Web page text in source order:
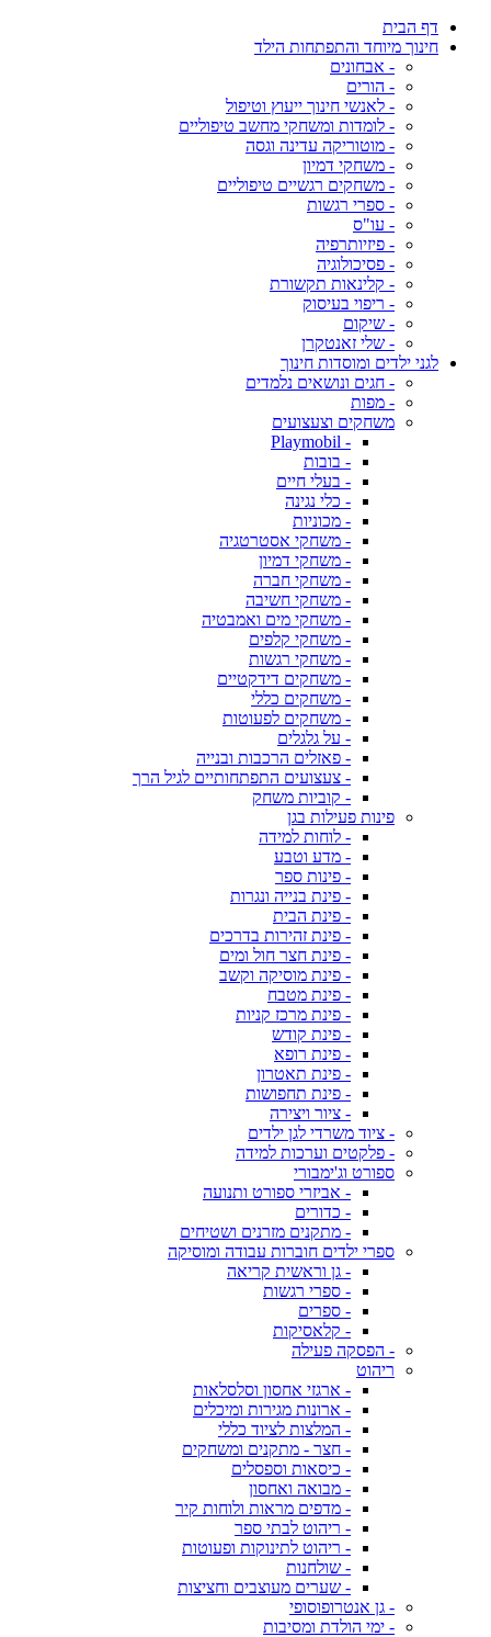
דף הבית
חינוך מיוחד והתפתחות הילד
- אבחונים
- הורים
- לאנשי חינוך ייעוץ וטיפול
- לומדות ומשחקי מחשב טיפוליים
- מוטוריקה עדינה וגסה
- משחקי דמיון
- משחקים רגשיים טיפוליים
- ספרי רגשות
- עו"ס
- פיזיותרפיה
- פסיכולוגיה
- קלינאות תקשורת
- ריפוי בעיסוק
- שיקום
- שלי זאנטקרן
לגני ילדים ומוסדות חינוך
- חגים ונושאים נלמדים
- מפות
משחקים וצעצועים
- Playmobil
- בובות
- בעלי חיים
- כלי נגינה
- מכוניות
- משחקי אסטרטגיה
- משחקי דמיון
- משחקי חברה
- משחקי חשיבה
- משחקי מים ואמבטיה
- משחקי קלפים
- משחקי רגשות
- משחקים דידקטיים
- משחקים כללי
- משחקים לפעוטות
- על גלגלים
- פאזלים הרכבות ובנייה
- צעצועים התפתחותיים לגיל הרך
- קוביות משחק
פינות פעילות בגן
- לוחות למידה
- מדע וטבע
- פינות ספר
- פינת בנייה ונגרות
- פינת הבית
- פינת זהירות בדרכים
- פינת חצר חול ומים
- פינת מוסיקה וקשב
- פינת מטבח
- פינת מרכז קניות
- פינת קודש
- פינת רופא
- פינת תאטרון
- פינת תחפושות
- ציור ויצירה
- ציוד משרדי לגן ילדים
- פלקטים וערכות למידה
ספורט וג'ימבורי
- אביזרי ספורט ותנועה
- כדורים
- מתקנים מזרנים ושטיחים
ספרי ילדים חוברות עבודה ומוסיקה
- גן וראשית קריאה
- ספרי רגשות
- ספרים
- קלאסיקות
- הפסקה פעילה
ריהוט
- ארגזי אחסון וסלסלאות
- ארונות מגירות ומיכלים
- המלצות לציוד כללי
- חצר - מתקנים ומשחקים
- כיסאות וספסלים
- מבואה ואחסון
- מדפים מראות ולוחות קיר
- ריהוט לבתי ספר
- ריהוט לתינוקות ופעוטות
- שולחנות
- שערים מעוצבים וחציצות
- גן אנטרופוסופי
- ימי הולדת ומסיבות